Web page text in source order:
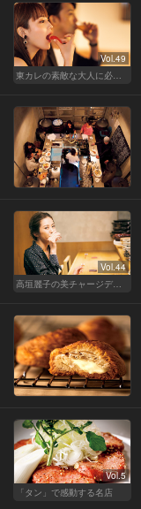
Vol.49
東カレの素敵な大人に必要なこと
Vol.44
高垣麗子の美チャージディナー
Vol.5
「タン」で感動する名店